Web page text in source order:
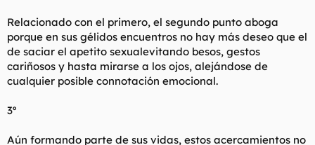
Relacionado con el primero, el segundo punto aboga
porque en sus gélidos encuentros no hay más deseo que el
de saciar el apetito sexualevitando besos, gestos
cariñosos y hasta mirarse a los ojos, alejándose de
cualquier posible connotación emocional.
3º
Aún formando parte de sus vidas, estos acercamientos no